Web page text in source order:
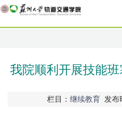
我院顺利开展技能
栏目： 继续教育 发布